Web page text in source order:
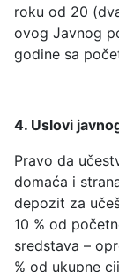
roku od 20
ovog Javnog
godine sa
4. Uslovi
Pravo da
domaća i
depozit za
10 % od
sredstava –
% od ukupne